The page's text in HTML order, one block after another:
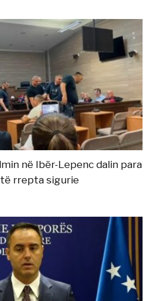
në Ibër-Lepenc dalin para
rrepta sigurie